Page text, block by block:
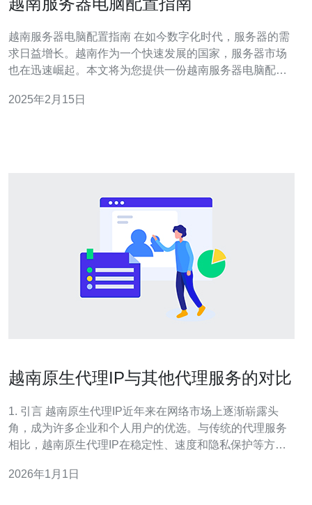
越南服务器电脑配置指南 在如今数字化时代，服务器的需
求日益增长。越南作为一个快速发展的国家，服务器市场
也在迅速崛起。本文将为您提供一份越南服务器电脑配置
硬件配置是服务器运行的关键。以下是一些重要的硬件组
2025年2月15日
越南原生代理IP与其他代理服务的对比
1. 引言 越南原生代理IP近年来在网络市场上逐渐崭露头
角，成为许多企业和个人用户的优选。与传统的代理服务
相比，越南原生代理IP在稳定性、速度和隐私保护等方面
进行详细对比，帮助读者了解不同类型代理的特点和应用
2026年1月1日